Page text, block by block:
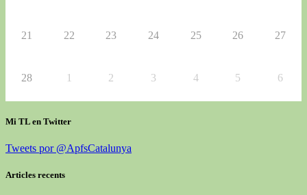
21 22 23 24 25 26 27
28 1 2 3 4 5 6
Mi TL en Twitter
Tweets por @ApfsCatalunya
Articles recents